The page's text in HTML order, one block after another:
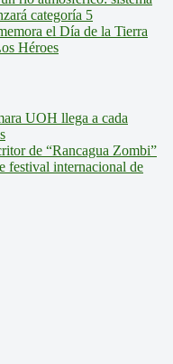
categoría 5
el Día de la Tierra
Héroes
UOH llega a cada
de “Rancagua Zombi”
festival internacional de